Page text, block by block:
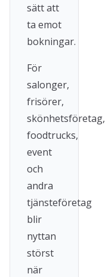
sätt att
ta emot
bokningar.
För
salonger,
frisörer,
skönhetsföretag,
foodtrucks,
event
och
andra
tjänsteföretag
blir
nyttan
störst
när